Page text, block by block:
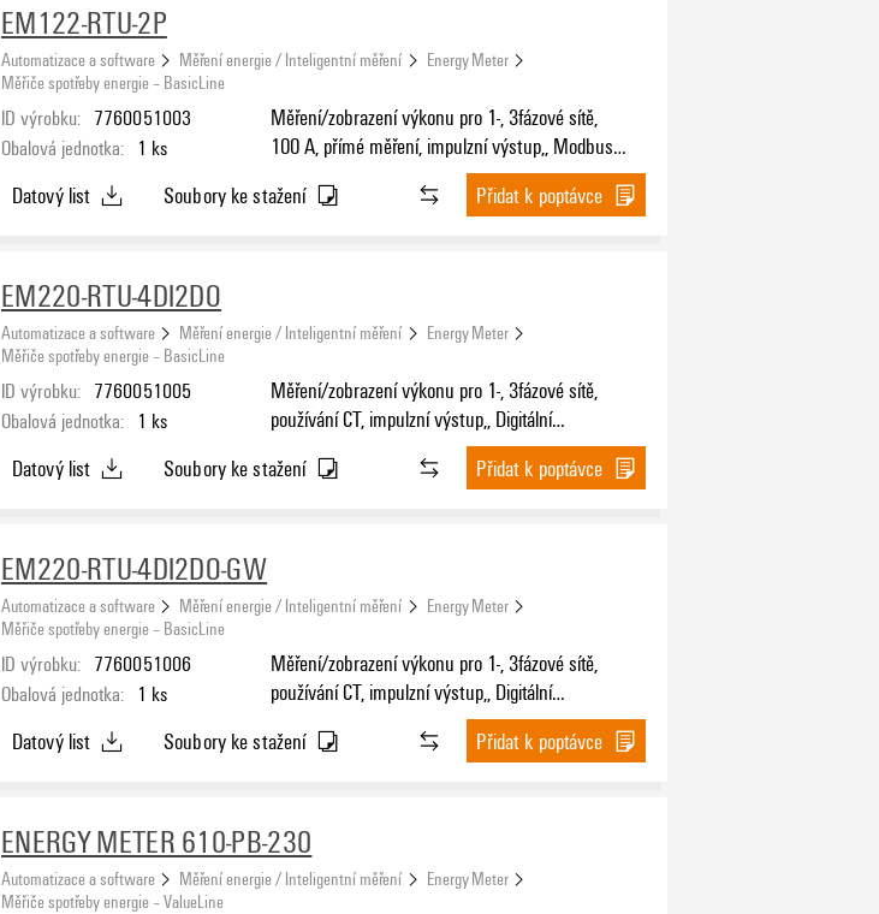
EM122-RTU-2P
Automatizace a software Měření energie / Inteligentní měření
Energy Meter
Měřiče spotřeby energie – BasicLine
ID výrobku: 7760051003
Obalová jednotka: 1 ks
Měření/zobrazení výkonu pro 1-, 3fázové sítě,
100 A, přímé měření, impulzní výstup,, Modbus
Datový list Soubory ke stažení Přidat k poptávce
EM220-RTU-4DI2DO
Automatizace a software Měření energie / Inteligentní měření
Energy Meter
Měřiče spotřeby energie – BasicLine
ID výrobku: 7760051005
Obalová jednotka: 1 ks
Měření/zobrazení výkonu pro 1-, 3fázové sítě,
používání CT, impulzní výstup,, Digitální
vstup/výstup,, Modbus RTU
Datový list Soubory ke stažení Přidat k poptávce
EM220-RTU-4DI2DO-GW
Automatizace a software Měření energie / Inteligentní měření
Energy Meter
Měřiče spotřeby energie – BasicLine
ID výrobku: 7760051006
Obalová jednotka: 1 ks
Měření/zobrazení výkonu pro 1-, 3fázové sítě,
používání CT, impulzní výstup,, Digitální
vstup/výstup,, Modbus RTU, Modbus TCP/IP,
Brána
Datový list Soubory ke stažení Přidat k poptávce
ENERGY METER 610-PB-230
Automatizace a software Měření energie / Inteligentní měření
Energy Meter
Měřiče spotřeby energie – ValueLine